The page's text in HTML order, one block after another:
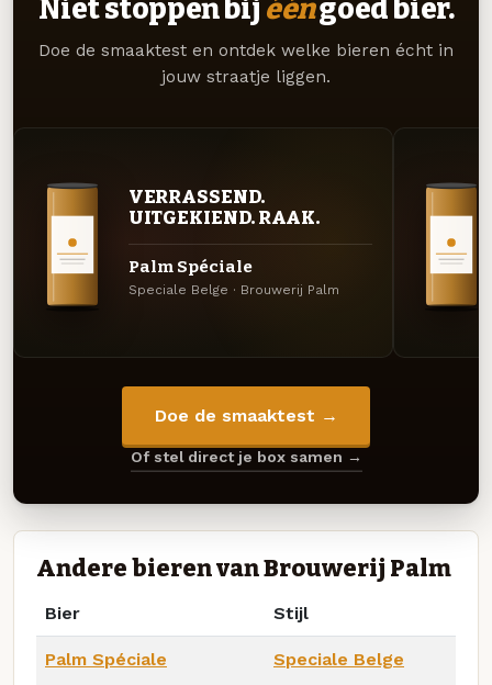
Niet stoppen bij ééngoed bier.
Doe de smaaktest en ontdek welke bieren écht in
jouw straatje liggen.
VERRASSEND.
UITGEKIEND. RAAK.
Palm Spéciale
Speciale Belge · Brouwerij Palm
Doe de smaaktest →
Of stel direct je box samen →
Andere bieren van Brouwerij Palm
Bier Stijl
Palm Spéciale Speciale Belge